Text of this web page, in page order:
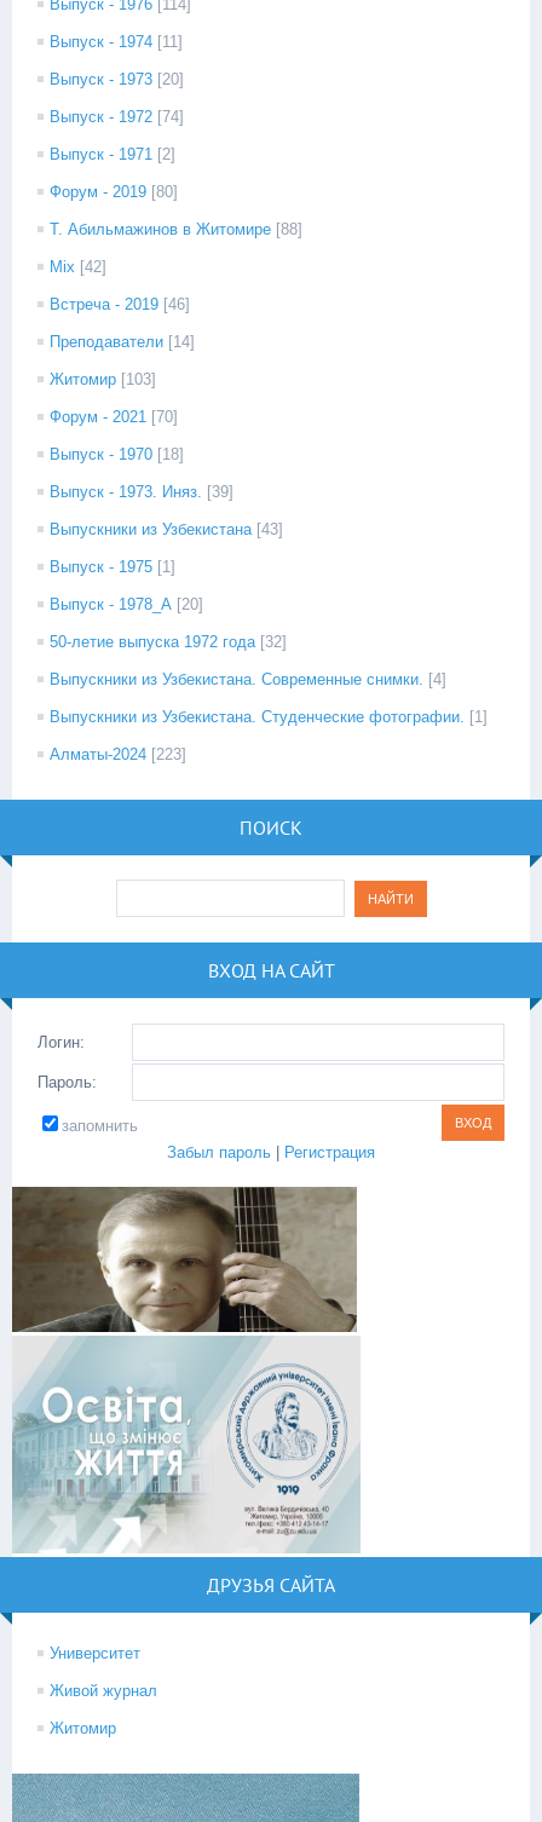
Выпуск - 1976 [114]
Выпуск - 1974 [11]
Выпуск - 1973 [20]
Выпуск - 1972 [74]
Выпуск - 1971 [2]
Форум - 2019 [80]
Т. Абильмажинов в Житомире [88]
Mix [42]
Встреча - 2019 [46]
Преподаватели [14]
Житомир [103]
Форум - 2021 [70]
Выпуск - 1970 [18]
Выпуск - 1973. Иняз. [39]
Выпускники из Узбекистана [43]
Выпуск - 1975 [1]
Выпуск - 1978_А [20]
50-летие выпуска 1972 года [32]
Выпускники из Узбекистана. Современные снимки. [4]
Выпускники из Узбекистана. Студенческие фотографии. [1]
Алматы-2024 [223]
ПОИСК
ВХОД НА САЙТ
Логин:
Пароль:
запомнить
Забыл пароль
Регистрация
ДРУЗЬЯ САЙТА
Университет
Живой журнал
Житомир